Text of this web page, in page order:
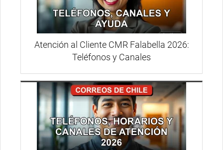
Atención al Cliente CMR Falabella 2026:
Teléfonos y Canales